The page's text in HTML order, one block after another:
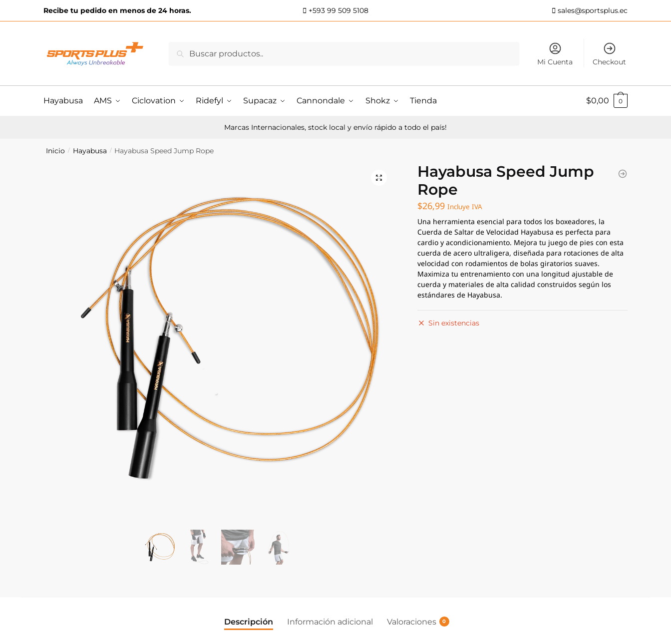
Recibe tu pedido en menos de 24 horas. +593 99 509 5108 sales@sportsplus.ec
por:
Buscar
Mi Cuenta Checkout
Hayabusa AMS Ciclovation Ridefyl Supacaz Cannondale Shokz Tienda $0,00 0
Marcas Internacionales, stock local y envío rápido a todo el país!
Inicio / Hayabusa / Hayabusa Speed Jump Rope
Hayabusa Speed Jump
Rope
$26,99Incluye IVA
Una herramienta esencial para todos los boxeadores, la
Cuerda de Saltar de Velocidad Hayabusa es perfecta para
cardio y acondicionamiento. Mejora tu juego de pies con esta
cuerda de acero ultraligera, diseñada para rotaciones de alta
velocidad con rodamientos de bolas giratorios suaves.
Maximiza tu entrenamiento con una longitud ajustable de
cuerda y materiales de alta calidad construidos según los
estándares de Hayabusa.
Sin existencias
Descripción Información adicional Valoraciones 0